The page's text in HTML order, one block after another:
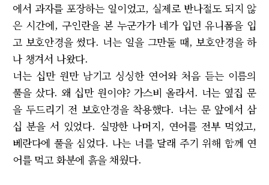
에서 과자를 포장하는 일이었고, 실제로 반나절도 되지 않
은 시간에, 구인란을 본 누군가가 네가 입던 유니폼을 입
고 보호안경을 썼다. 너는 일을 그만둘 때, 보호안경을 하
나 챙겨서 나왔다.
너는 십만 원만 남기고 싱싱한 연어와 처음 듣는 이름의
풀을 샀다. 왜 십만 원이야? 가스비 올라서. 너는 옆집 문
을 두드리기 전 보호안경을 착용했다. 너는 문 앞에서 삼
십 분을 서 있었다. 실망한 나머지, 연어를 전부 먹었고,
베란다에 풀을 심었다. 나는 너를 달래 주기 위해 함께 연
어를 먹고 화분에 흙을 채웠다.